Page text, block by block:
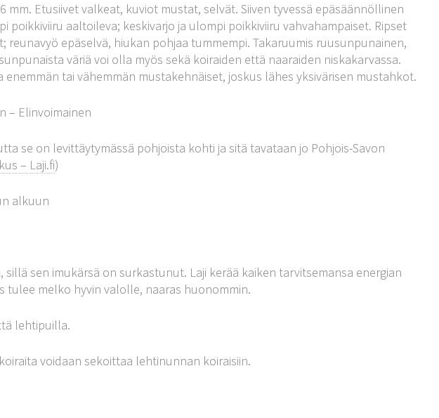
mm. Etusiivet valkeat, kuviot mustat, selvät. Siiven tyvessä epäsäännöllinen
poikkiviiru aaltoileva; keskivarjo ja ulompi poikkiviiru vahvahampaiset. Ripset
reunavyö epäselvä, hiukan pohjaa tummempi. Takaruumis ruusunpunainen,
väriä voi olla myös sekä koiraiden että naaraiden niskakarvassa.
tai vähemmän mustakehnäiset, joskus lähes yksivärisen mustahkot.
– Elinvoimainen
se on levittäytymässä pohjoista kohti ja sitä tavataan jo Pohjois-Savon
– Laji.fi)
alkuun
sillä sen imukärsä on surkastunut. Laji kerää kaiken tarvitsemansa energian
melko hyvin valolle, naaras huonommin.
lehtipuilla.
voidaan sekoittaa lehtinunnan koiraisiin.